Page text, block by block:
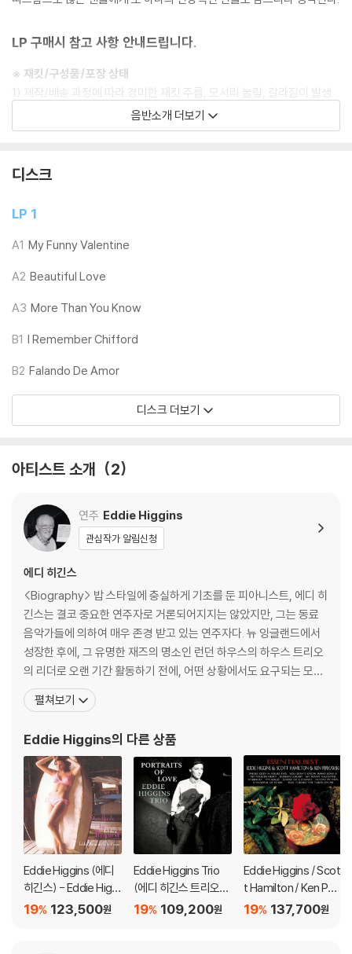
LP 구매시 참고 사항 안내드립니다.
※ 재킷/구성품/포장 상태
1) 제작/배송 과정에 따라 경미한 재킷 주름, 모서리 눌림, 갈라짐이 발생
할 수 있으며 속지(이너 슬리브)는 디스크와의 접촉으로 인해 갈라질 수
있습니다.
2) 디스크 라벨은 공정상 매끄럽게 부착되지 않을 수도 있으며 겉포장 비
닐은 품질보증대상이 아닙니다.
3) 일본 제작 LP는 대부분 겉비닐이 밀봉되어 있지 않습니다.
1) 침압 조절 기능이 없는 턴테이블을 사용하시는 경우, (주로 올인원 형태
모델) 다이내믹 사운드의 편차가 큰 트랙을 재생할 때 이상 현상이 발생할
기기 문제로 인해 발생하는 재생 불량 현상에 대해서는 반품/교환이 불가
2) 디스크는 정전기와 먼지로 인해 재생이 원활하지 않은 경우가 있습니
다. 전용 제품으로 이를 제거하면 대부분 해결됩니다.
3) 바늘에 먼지가 쌓이는 경우에도 재생이 원활하지 않을 수 있습니다.
1) 열을 가하여 제작하는 바이닐 공정 특성상 디스크 표면이 미세하게 울
재생이 불안정한 경우 스태빌라이저를 사용하시면 좀 더 안정적인 재생이
가능합니다.
2) 재생 음역의 왜곡을 최소화 하고 반복 재생시에도 최대한 일관되게 유
지되도록 디스크 센터 홀 구경이 작게 제작되는 경우가 있습니다. 턴테이
블 스핀들에 맞지 않는 경우에는 전용 제품 등을 이용하여 센터 홀을 조정
하시면 해결됩니다.
3) 디스크에 미세한 잔 흠집이 남아있거나 인쇄 면이 깨끗하지 않은 경우
가 있으며, 이는 상품의 불량이 아닙니다. 단, 재생에 이상이 있는 경우에는
불량으로 인한 반품/교환이 가능합니다
※ 컬러 디스크
아래에 해당하는 경우는 불량이 아니므로 개봉 후 반품/교환이 불가합니
1) 컬러 디스크는 웹 이미지와 실제 색상이 차이가 날 수 있습니다.
2) 컬러 디스크의 특성상 제작 공정시 앨범마다 색상 차이가 나는 경우도
있습니다.
3) 컬러 디스크는 제작 과정에서 다른 색상 염료가 섞여 얼룩과 번짐, 반점
등이 발생할 수 있습니다.
※ 반품/교환 안내
1) 불량으로 인한 반품/교환 요청 시에는 불량 확인을 위해 개봉 시의 동영
상을 요청할 수 있으며, 동영상이 없는 경우 반품/교환이 제한될 수 있습니
음반소개 더보기
디스크
LP 1
A1 My Funny Valentine
A2 Beautiful Love
A3 More Than You Know
B1 I Remember Chifford
B2 Falando De Amor
디스크 더보기
아티스트 소개 2
연주 Eddie Higgins
관심작가 알림신청
에디 히긴스
<Biography> 밥 스타일에 충실하게 기초를 둔 피아니스트, 에디 히
긴스는 결코 중요한 연주자로 거론되어지지는 않았지만, 그는 동료
음악가들에 의하여 매우 존경 받고 있는 연주자다. 뉴 잉글랜드에서
성장한 후에, 그 유명한 재즈의 명소인 런던 하우스의 하우스 트리오
의 리더로 오랜 기간 활동하기 전에, 어떤 상황에서도 요구되는 모든
스타일의 음악을 시카고로 이주하여 연주하였다. (1957-1969년) 1
970년 메사추세츠로 이주하여, 그의 아내이자 보컬리스트 겸 화가
녀가 그린 작품), 메레디스 디앰브로시오와 연
펼쳐보기
Eddie Higgins의 다른 상품
Eddie Higgins (에디
히긴스) - Eddie Higgi
ns Solo Piano: Stand
123,500원
19%
Eddie Higgins Trio
(에디 히긴스 트리오) -
Portraits of Love [2
109,200원
19%
Eddie Higgins / Scot
t Hamilton / Ken Pep
lowski (에디 히긴스 /
137,700원
19%